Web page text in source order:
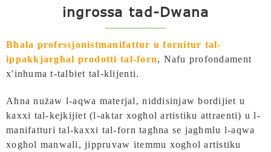
ingrossa tad-Dwana
Bħala professjonistmanifattur u fornitur tal-
ippakkjargħal prodotti tal-forn, Nafu profondament
x'inhuma t-talbiet tal-klijenti.
Aħna nużaw l-aqwa materjal, niddisinjaw bordijiet u
kaxxi tal-kejkijiet (l-aktar xogħol artistiku attraenti) u l-
manifatturi tal-kaxxi tal-forn tagħna se jagħmlu l-aqwa
xogħol manwali, jippruvaw itemmu xogħol artistiku